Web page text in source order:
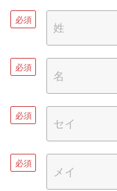
必須
必須
必須
必須